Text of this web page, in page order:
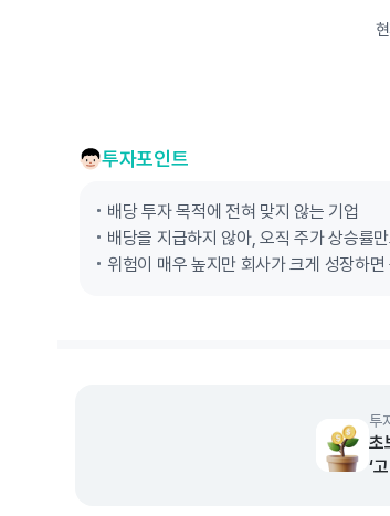
투자포인트
배당 투자 목적에 전혀 맞지 않는 기업
배당을 지급하지 않아, 오직 주가 상승률
위험이 매우 높지만 회사가 크게 성장하
투
초
‘